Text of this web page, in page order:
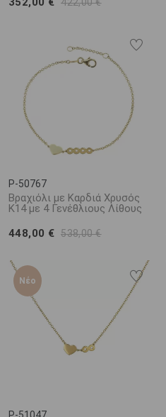
P-50767
Βραχιόλι με Καρδιά Χρυσός
Κ14 με 4 Γενέθλιους Λίθους
448,00 € 538,00 €
Νέο